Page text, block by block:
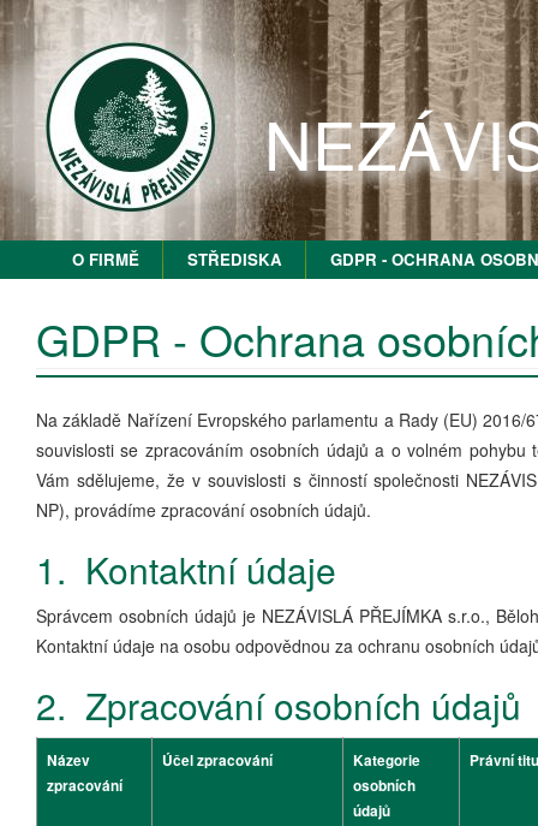
O FIRMĚ STŘEDISKA GDPR - OCHRANA
GDPR - Ochrana
Na základě Nařízení Evropského parlamentu a Rady (EU) 2016/
souvislosti se zpracováním osobních údajů a o volném pohybu
Vám sdělujeme, že v souvislosti s činností společnosti
NP), provádíme zpracování osobních údajů.
1. Kontaktní údaje
Správcem osobních údajů je NEZÁVISLÁ PŘEJÍMKA s.r.o.,
Kontaktní údaje na osobu odpovědnou za ochranu osobních
2. Zpracování osobních údajů
Název
zpracování
Účel zpracování
Kategorie
osobních
údajů
Právní